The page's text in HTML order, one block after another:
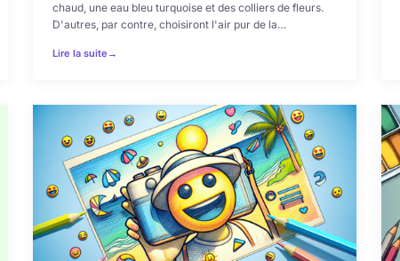
chaud, une eau bleu turquoise et des colliers de fleurs.
D'autres, par contre, choisiront l'air pur de la…
Lire la suite →